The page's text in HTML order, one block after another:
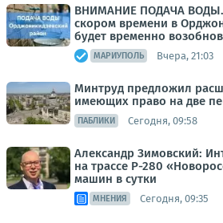
ВНИМАНИЕ ПОДАЧА
скором времени в
будет временно
МАРИУПОЛЬ Вчера, 21:03
Минтруд предложил
имеющих право на две
ПАБЛИКИ Сегодня, 09:58
Александр Зимовский:
на трассе Р-280
машин в сутки
МНЕНИЯ Сегодня, 09:35